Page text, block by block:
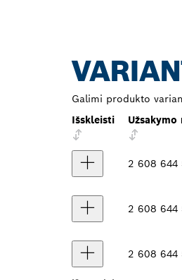
Galimi produkto
Išskleisti
Užsakymo
2 608 644
2 608 644
2 608 644